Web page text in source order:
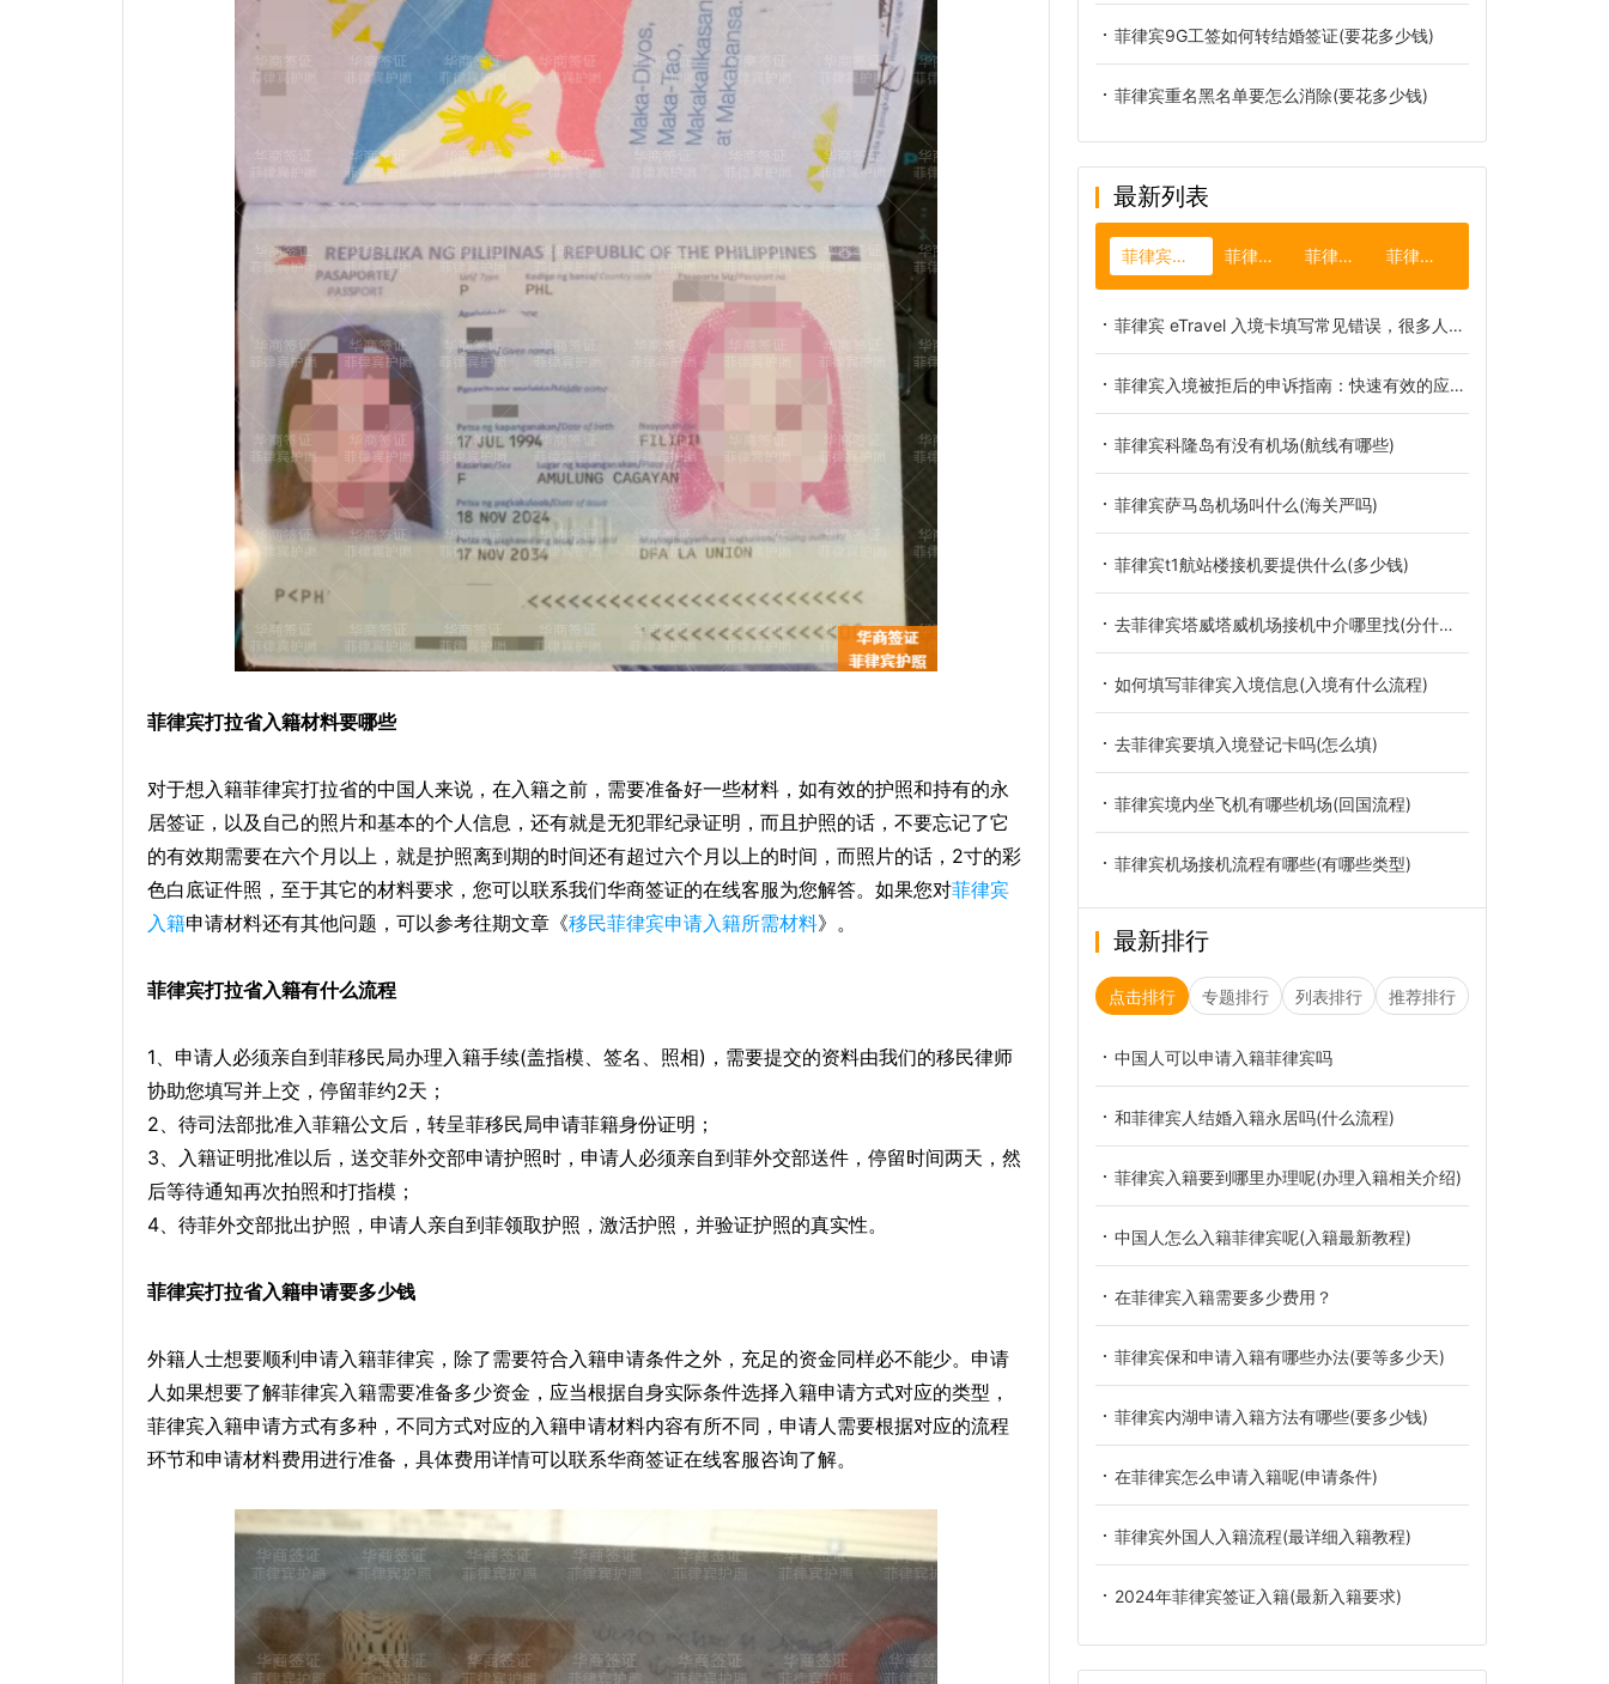
菲律宾打拉省入籍材料要哪些
对于想入籍菲律宾打拉省的中国人来说，在入籍之前，需要准备好一些材料，如有效的护照和持有的永
居签证，以及自己的照片和基本的个人信息，还有就是无犯罪纪录证明，而且护照的话，不要忘记了它
的有效期需要在六个月以上，就是护照离到期的时间还有超过六个月以上的时间，而照片的话，2寸的彩
色白底证件照，至于其它的材料要求，您可以联系我们华商签证的在线客服为您解答。如果您对菲律宾
入籍申请材料还有其他问题，可以参考往期文章《移民菲律宾申请入籍所需材料》。
菲律宾打拉省入籍有什么流程
1、申请人必须亲自到菲移民局办理入籍手续(盖指模、签名、照相)，需要提交的资料由我们的移民律师
协助您填写并上交，停留菲约2天；
2、待司法部批准入菲籍公文后，转呈菲移民局申请菲籍身份证明；
3、入籍证明批准以后，送交菲外交部申请护照时，申请人必须亲自到菲外交部送件，停留时间两天，然
后等待通知再次拍照和打指模；
4、待菲外交部批出护照，申请人亲自到菲领取护照，激活护照，并验证护照的真实性。
菲律宾打拉省入籍申请要多少钱
外籍人士想要顺利申请入籍菲律宾，除了需要符合入籍申请条件之外，充足的资金同样必不能少。申请
人如果想要了解菲律宾入籍需要准备多少资金，应当根据自身实际条件选择入籍申请方式对应的类型，
菲律宾入籍申请方式有多种，不同方式对应的入籍申请材料内容有所不同，申请人需要根据对应的流程
环节和申请材料费用进行准备，具体费用详情可以联系华商签证在线客服咨询了解。
菲律宾9G工签如何转结婚签证(要花多少钱)
菲律宾重名黑名单要怎么消除(要花多少钱)
最新列表
菲律宾国际机场 菲律宾买房 菲律宾台风 菲律宾节日
菲律宾 eTravel 入境卡填写常见错误，很多人栽在这些细节
菲律宾入境被拒后的申诉指南：快速有效的应对策略
菲律宾科隆岛有没有机场(航线有哪些)
菲律宾萨马岛机场叫什么(海关严吗)
菲律宾t1航站楼接机要提供什么(多少钱)
去菲律宾塔威塔威机场接机中介哪里找(分什么类型)
如何填写菲律宾入境信息(入境有什么流程)
去菲律宾要填入境登记卡吗(怎么填)
菲律宾境内坐飞机有哪些机场(回国流程)
菲律宾机场接机流程有哪些(有哪些类型)
最新排行
点击排行 专题排行 列表排行 推荐排行
中国人可以申请入籍菲律宾吗
和菲律宾人结婚入籍永居吗(什么流程)
菲律宾入籍要到哪里办理呢(办理入籍相关介绍)
中国人怎么入籍菲律宾呢(入籍最新教程)
在菲律宾入籍需要多少费用？
菲律宾保和申请入籍有哪些办法(要等多少天)
菲律宾内湖申请入籍方法有哪些(要多少钱)
在菲律宾怎么申请入籍呢(申请条件)
菲律宾外国人入籍流程(最详细入籍教程)
2024年菲律宾签证入籍(最新入籍要求)